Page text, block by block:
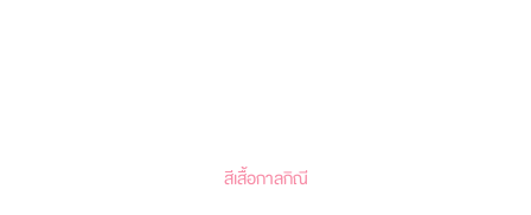
สีเสื้อกาลกิณี